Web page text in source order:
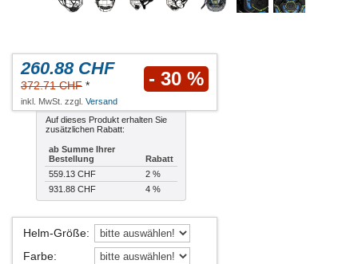
260.88 CHF
372.71 CHF * - 30 %
inkl. MwSt. zzgl. Versand
Auf dieses Produkt erhalten Sie
zusätzlichen Rabatt:
ab Summe Ihrer
Bestellung
Rabatt
559.13 CHF
2 %
931.88 CHF
4 %
Helm-Größe:
Farbe: